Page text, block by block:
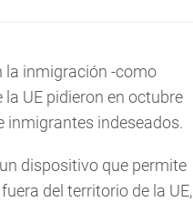
la inmigración -como
la UE pidieron en octubre
inmigrantes indeseados.
dispositivo que permite
del territorio de la UE,